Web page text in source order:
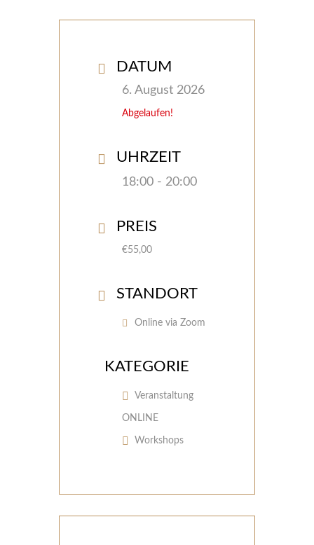
DATUM
6. August 2026
Abgelaufen!
UHRZEIT
18:00 - 20:00
PREIS
€55,00
STANDORT
Online via Zoom
KATEGORIE
Veranstaltung
ONLINE
Workshops